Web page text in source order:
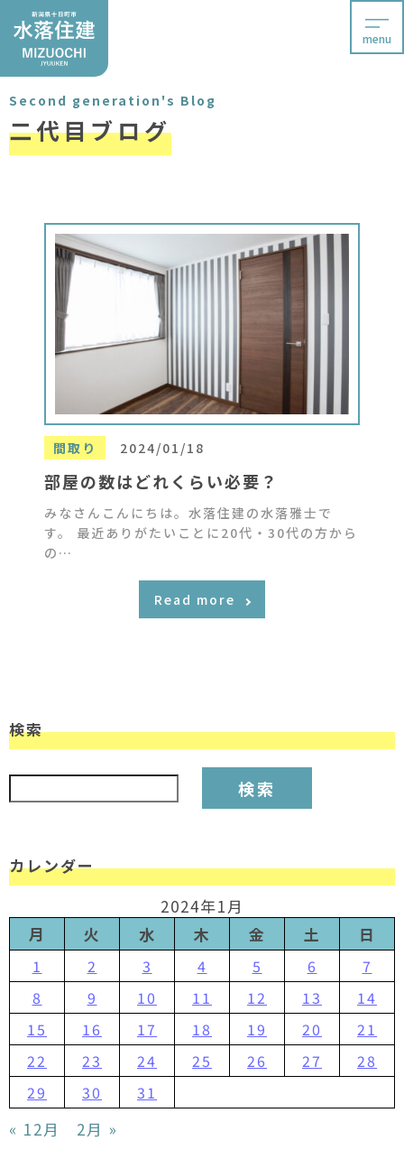
menu
Second generation's Blog
二代目ブログ
間取り 2024/01/18
部屋の数はどれくらい必要？
みなさんこんにちは。水落住建の水落雅士で
す。 最近ありがたいことに20代・30代の方から
の…
Read more
検索
検索:
カレンダー
2024年1月
月
火 水 木 金 土 日
1 2 3 4 5 6
7
8
9 10 11 12 13
14
15
16 17 18 19 20
21
22
23 24 25 26 27
28
29
30 31
« 12月 2月 »